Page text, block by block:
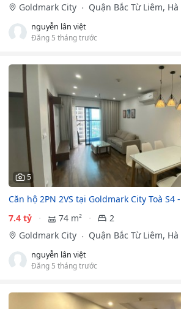
Goldmark City
Quận Bắc Từ Liêm, Hà
nguyễn lân việt
Đăng 5 tháng trước
5
Căn hộ 2PN 2VS tại Goldmark City Toà
7.4 tỷ
74 m²
2
Goldmark City
Quận Bắc Từ Liêm, Hà
nguyễn lân việt
Đăng 5 tháng trước